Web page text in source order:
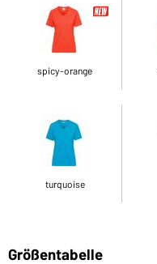
spicy-orange
turquoise
Größentabelle